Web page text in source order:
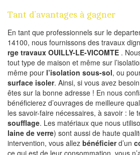
Tant d’avantages à gagner
En tant que professionnels sur le
14100, nous fournissons des travaux
rge travaux OUILLY-LE-VICOMTE .
tout type de maison et même sur
même pour l’isolation sous-sol, ou
surface isoler. Ainsi, si vous avez besoin
êtes sur la bonne adresse ! En nous
bénéficierez d’ouvrages de meilleure
les savoir-faire nécessaires, à savoir : le
soufflage. Les matériaux que nous
laine de verre) sont aussi de haute
intervention, vous allez bénéficierd’un